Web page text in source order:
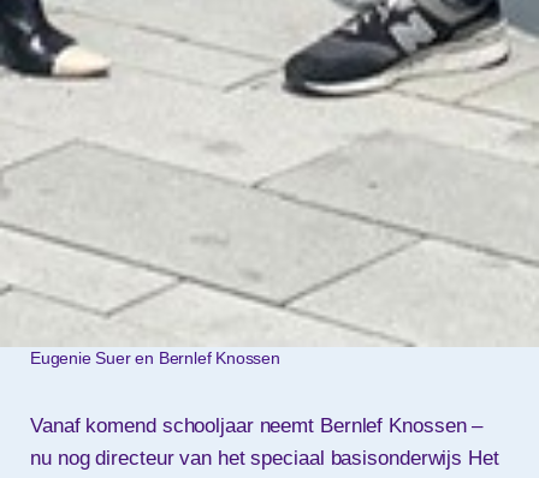
Eugenie Suer en Bernlef Knossen
Vanaf komend schooljaar neemt Bernlef Knossen –
nu nog directeur van het speciaal basisonderwijs Het